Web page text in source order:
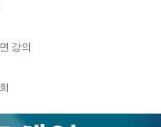
강의